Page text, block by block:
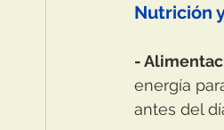
Nutrición
-
energía
antes del